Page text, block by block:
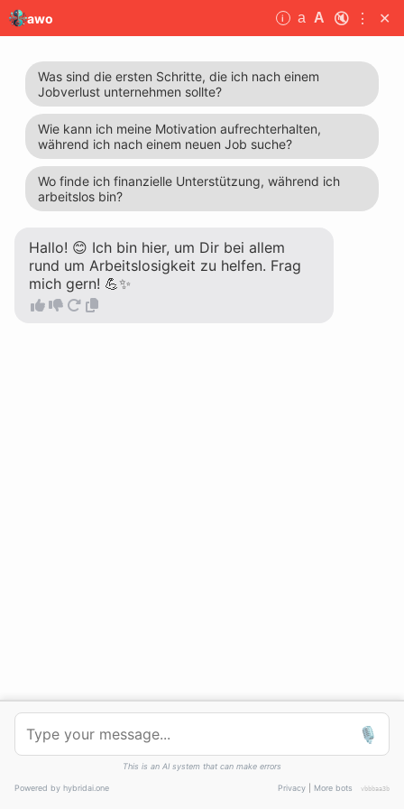
awo
Unser
awo i a A 🔇 ⋮ ✕